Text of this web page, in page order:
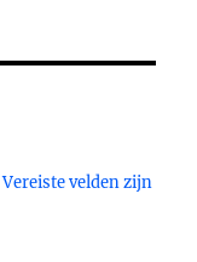
Vereiste velden zijn